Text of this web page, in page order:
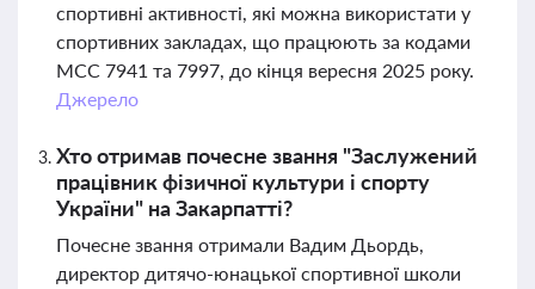
спортивні активності, які можна використати у
спортивних закладах, що працюють за кодами
МСС 7941 та 7997, до кінця вересня 2025 року.
Джерело
Хто отримав почесне звання "Заслужений
працівник фізичної культури і спорту
України" на Закарпатті?
Почесне звання отримали Вадим Дьордь,
директор дитячо-юнацької спортивної школи